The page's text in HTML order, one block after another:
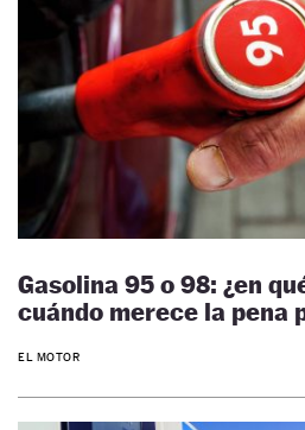
Gasolina 95 o 98: ¿en
cuándo merece la pena
EL MOTOR